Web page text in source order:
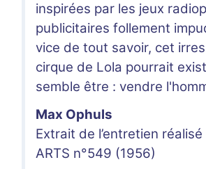
inspirées par les jeux
publicitaires follement
vice de tout savoir, cet
cirque de Lola pourrait
semble être : vendre
Max Ophuls
Extrait de l’entretien
ARTS n°549 (1956)